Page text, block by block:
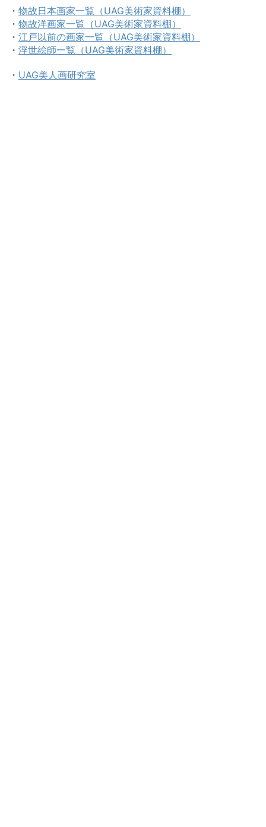
・ 物故日本画家一覧（UAG美術家資料棚）
・ 物故洋画家一覧（UAG美術家資料棚）
・ 江戸以前の画家一覧（UAG美術家資料棚）
・ 浮世絵師一覧（UAG美術家資料棚）
・ UAG美人画研究室